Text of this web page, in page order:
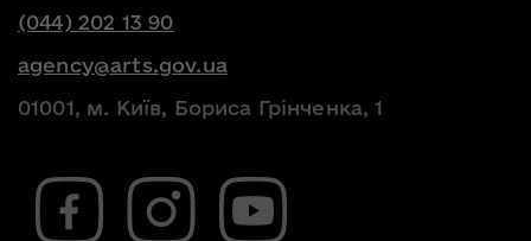
(044) 202 13 90
agency@arts.gov.ua
01001, м. Київ, Бориса Грінченка, 1